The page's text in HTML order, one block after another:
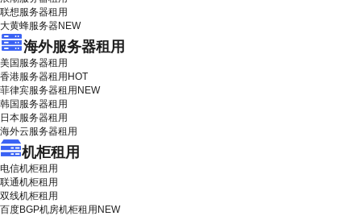
联想服务器租用
大黄蜂服务器NEW
海外服务器租用
美国服务器租用
香港服务器租用 HOT
菲律宾服务器租用 NEW
韩国服务器租用
日本服务器租用
海外云服务器租用
机柜租用
电信机柜租用
联通机柜租用
双线机柜租用
百度BGP机房机柜租用 NEW